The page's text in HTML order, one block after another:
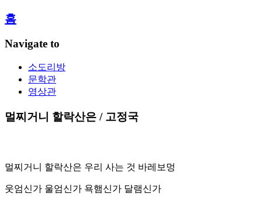
홈
Navigate to
소도리방
문학관
영상관
멀찌거니 할락산은 / 고정국
멀찌거니 할락산은 우리 사는 것 바레보멍
웃엄신가 울엄신가 욕햄신가 달램신가